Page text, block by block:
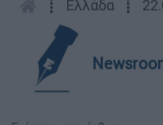
┋ Ελλάδα ┋